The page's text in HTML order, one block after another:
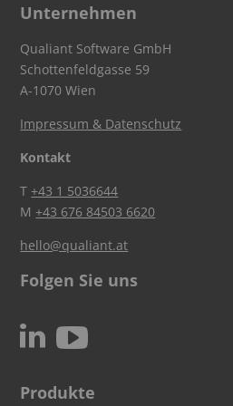
Unternehmen
Qualiant Software GmbH
Schottenfeldgasse 59
A-1070 Wien
Impressum & Datenschutz
Kontakt
T+43 1 5036644
M+43 676 84503 6620
hello@qualiant.at
Folgen Sie uns
N c
Produkte